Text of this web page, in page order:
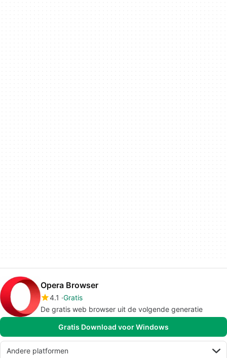
Opera Browser
4.1 Gratis
De gratis web browser uit de volgende generatie
Gratis Download voor Windows
Andere platformen